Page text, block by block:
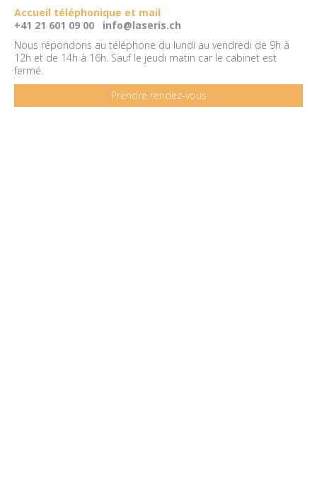
Accueil téléphonique et mail
+41 21 601 09 00
info@laseris.ch
Nous répondons au téléphone du lundi au vendredi de 9h à
12h et de 14h à 16h. Sauf le jeudi matin car le cabinet est
fermé.
Prendre rendez-vous